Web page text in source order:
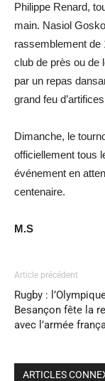
Philippe Renard,
main. Nasiol
rassemblement de
club de près ou de
par un repas
grand feu
Dimanche, le
officiellement tous
événement en
centenaire.
M.S
Article précédent
Rugby :
Besançon fête la
avec l’armée
ARTICLES